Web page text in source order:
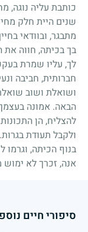
כותבת עליה נוגה,
שנים היית חלק
מתבגר, ובוודאי
בך בכיתה, חווה את
לך, עליו שמרת
חברותית, חביבה
ושואלת ושוב
הבאה. אמונה
להצליח, הן
ולקבל תעודת
בנוף הכיתה, וגרמו
אנה, זכרך לא ימוש
סיפורי חיים